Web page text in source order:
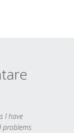
I have
problems